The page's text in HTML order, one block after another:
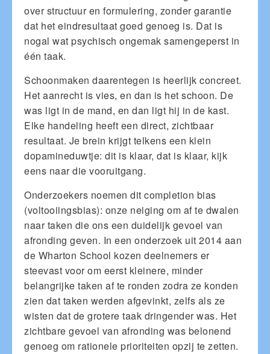
over structuur en formulering, zonder garantie
dat het eindresultaat goed genoeg is. Dat is
nogal wat psychisch ongemak samengeperst in
één taak.
Schoonmaken daarentegen is heerlijk concreet.
Het aanrecht is vies, en dan is het schoon. De
was ligt in de mand, en dan ligt hij in de kast.
Elke handeling heeft een direct, zichtbaar
resultaat. Je brein krijgt telkens een klein
dopamineduwtje: dit is klaar, dat is klaar, kijk
eens naar die vooruitgang.
Onderzoekers noemen dit completion bias
(voltooiingsbias): onze neiging om af te dwalen
naar taken die ons een duidelijk gevoel van
afronding geven. In een onderzoek uit 2014 aan
de Wharton School kozen deelnemers er
steevast voor om eerst kleinere, minder
belangrijke taken af te ronden zodra ze konden
zien dat taken werden afgevinkt, zelfs als ze
wisten dat de grotere taak dringender was. Het
zichtbare gevoel van afronding was belonend
genoeg om rationele prioriteiten opzij te zetten.